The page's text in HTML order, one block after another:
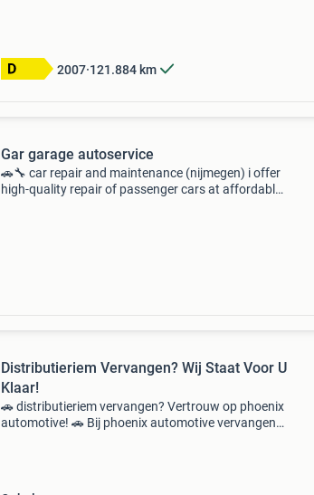
2007 121.884 km
Gar garage autoservice
🚗🔧 car repair and maintenance (nijmegen) i offer
high-quality repair of passenger cars at affordable
Distributieriem Vervangen? Wij Staat Voor U
Klaar!
🚗 distributieriem vervangen? Vertrouw op phoenix
automotive! 🚗 Bij phoenix automotive vervangen